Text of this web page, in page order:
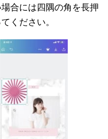
合には四隅の角を長押
ください。